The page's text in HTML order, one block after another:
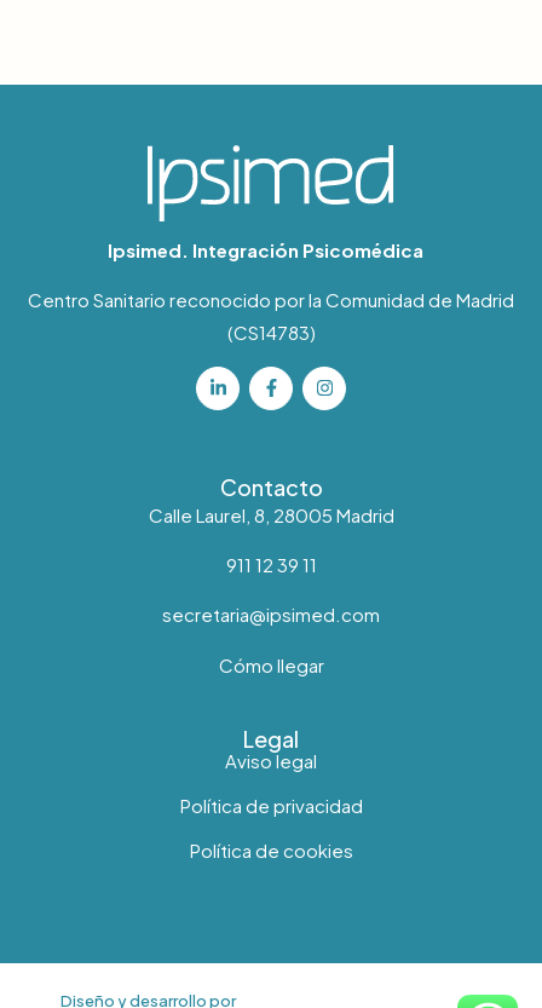
Ipsimed. Integración Psicomédica
Centro Sanitario reconocido por la Comunidad de Madrid
(CS14783)
Contacto
Calle Laurel, 8, 28005 Madrid
911 12 39 11
secretaria@ipsimed.com
Cómo llegar
Legal
Aviso legal
Política de privacidad
Política de cookies
Diseño y desarrollo por